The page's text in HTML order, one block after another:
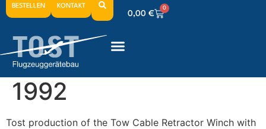
BESTELLEN KONTAKT
0,00 €
0
0,00€ 0
0,00€ 0
1992
Tost production of the Tow Cable Retractor Winch with